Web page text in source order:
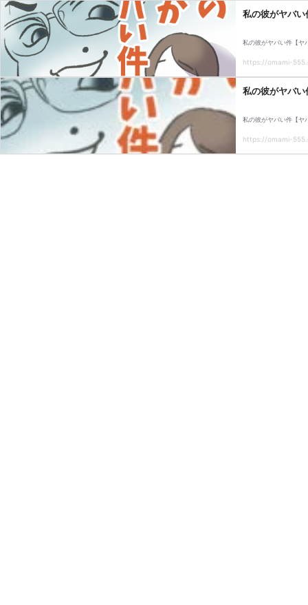
私の彼がヤバ
私の彼がヤバい件【ヤ
https://omami-
私の彼がヤバ
私の彼がヤバい件【ヤ
https://omami-